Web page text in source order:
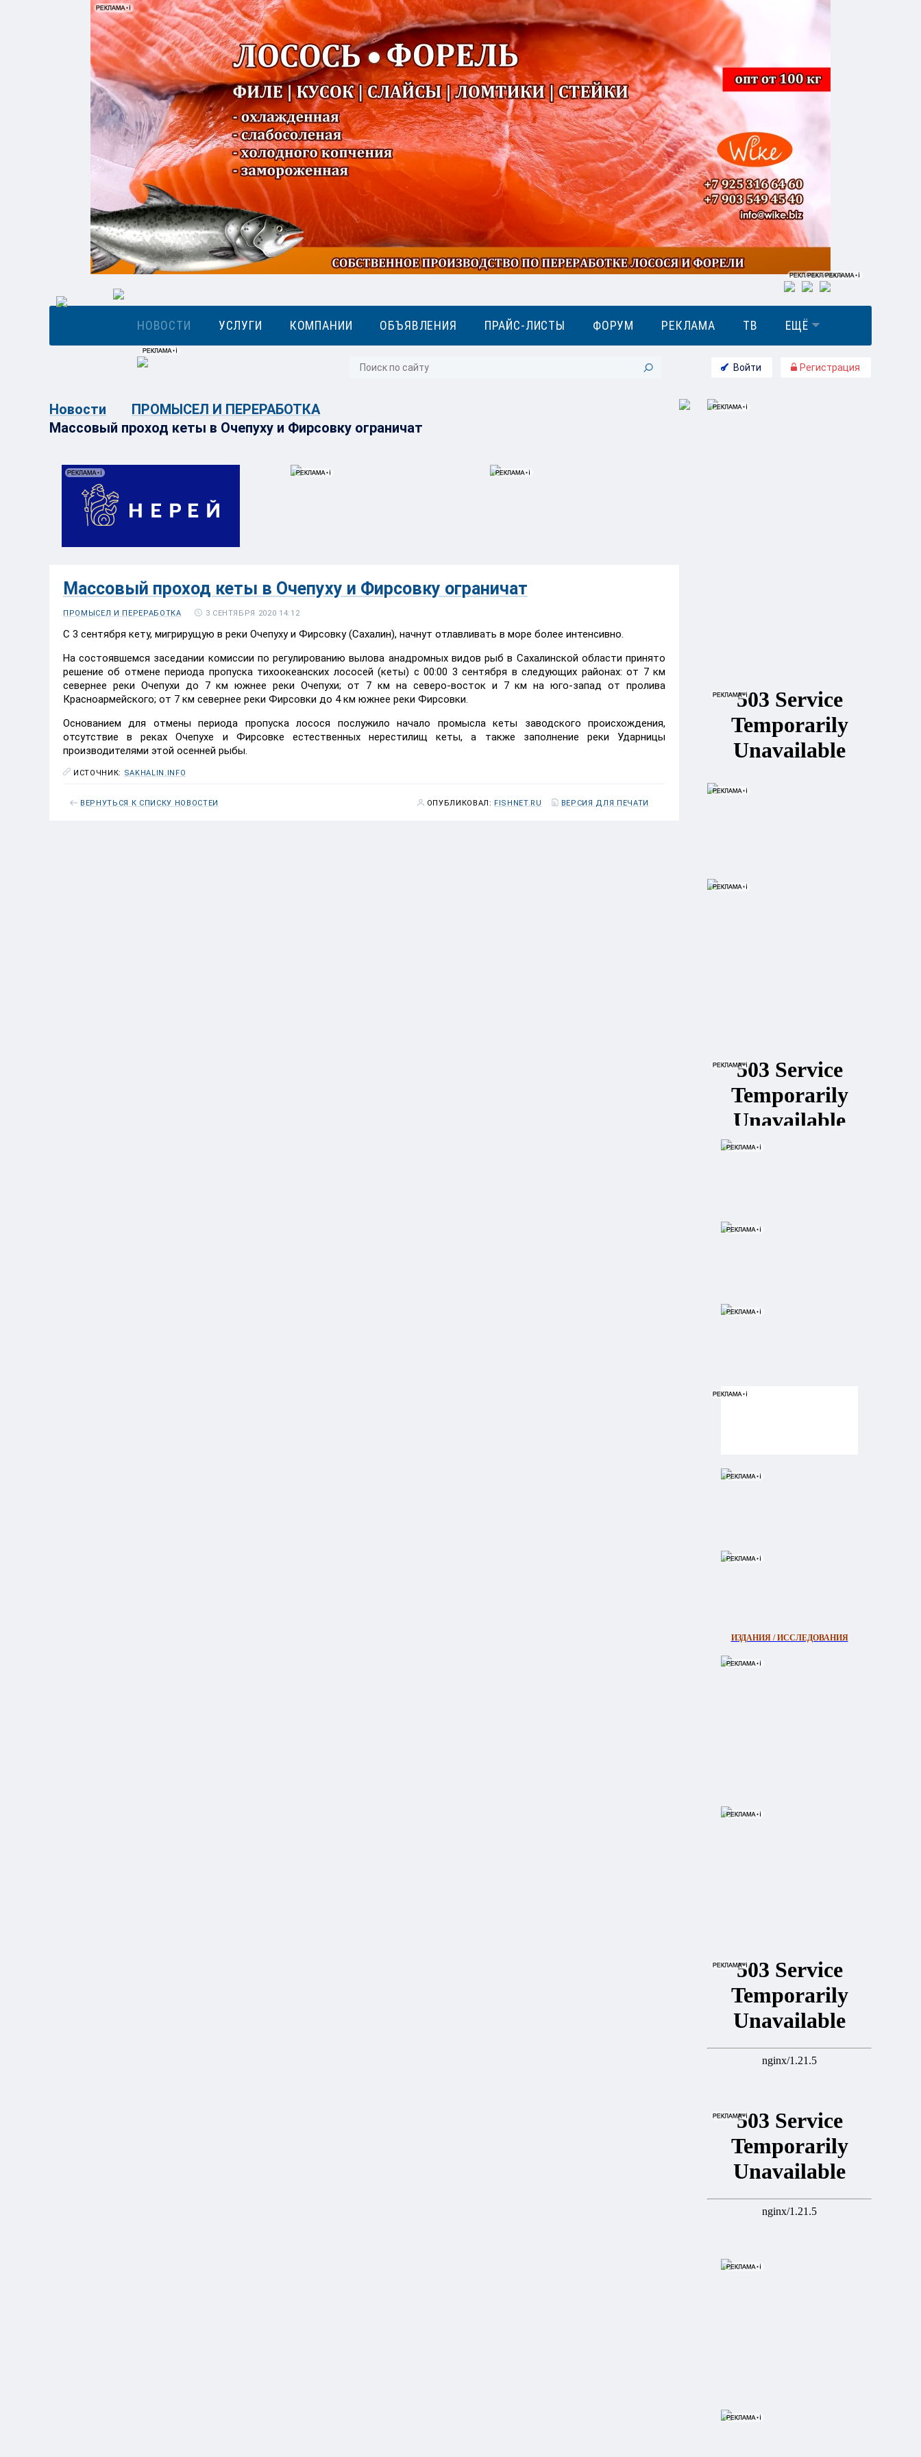
НОВОСТИ УСЛУГИ КОМПАНИИ ОБЪЯВЛЕНИЯ ПРАЙС-ЛИСТЫ ФОРУМ РЕКЛАМА ТВ ЕЩЁ
Войти Регистрация
Новости
ПРОМЫСЕЛ И ПЕРЕРАБОТКА
Массовый проход кеты в Очепуху и Фирсовку ограничат
Массовый проход кеты в Очепуху и Фирсовку ограничат
ПРОМЫСЕЛ И ПЕРЕРАБОТКА 3 СЕНТЯБРЯ 2020 14:12
С 3 сентября кету, мигрирущую в реки Очепуху и Фирсовку (Сахалин), начнут отлавливать в море более интенсивно.
На состоявшемся заседании комиссии по регулированию вылова анадромных видов рыб в Сахалинской области принято
решение об отмене периода пропуска тихоокеанских лососей (кеты) с 00:00 3 сентября в следующих районах: от 7 км
севернее реки Очепухи до 7 км южнее реки Очепухи; от 7 км на северо-восток и 7 км на юго-запад от пролива
Красноармейского; от 7 км севернее реки Фирсовки до 4 км южнее реки Фирсовки.
Основанием для отмены периода пропуска лосося послужило начало промысла кеты заводского происхождения,
отсутствие в реках Очепухе и Фирсовке естественных нерестилищ кеты, а также заполнение реки Ударницы
производителями этой осенней рыбы.
ИСТОЧНИК: SAKHALIN.INFO
ВЕРНУТЬСЯ К СПИСКУ НОВОСТЕЙ ОПУБЛИКОВАЛ: FISHNET.RU ВЕРСИЯ ДЛЯ ПЕЧАТИ
ИЗДАНИЯ / ИССЛЕДОВАНИЯ